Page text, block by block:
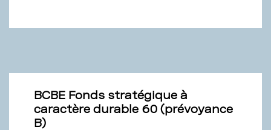
BCBE Fonds stratégique à
caractère durable 60 (prévoyance
B)